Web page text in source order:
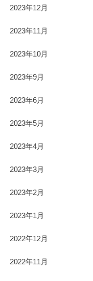
2023年12月
2023年11月
2023年10月
2023年9月
2023年6月
2023年5月
2023年4月
2023年3月
2023年2月
2023年1月
2022年12月
2022年11月